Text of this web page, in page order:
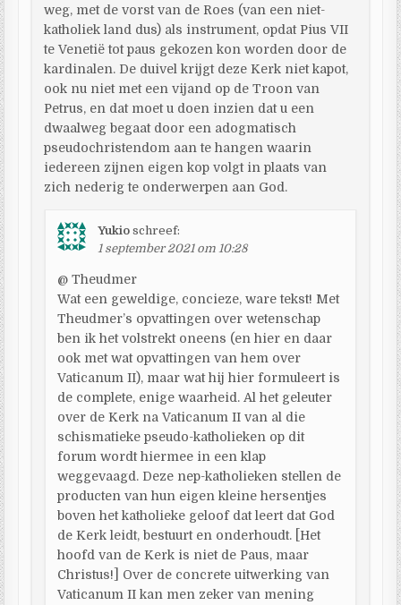
weg, met de vorst van de Roes (van een niet-
katholiek land dus) als instrument, opdat Pius VII
te Venetië tot paus gekozen kon worden door de
kardinalen. De duivel krijgt deze Kerk niet kapot,
ook nu niet met een vijand op de Troon van
Petrus, en dat moet u doen inzien dat u een
dwaalweg begaat door een adogmatisch
pseudochristendom aan te hangen waarin
iedereen zijnen eigen kop volgt in plaats van
zich nederig te onderwerpen aan God.
Yukio schreef:
1 september 2021 om 10:28
@ Theudmer
Wat een geweldige, concieze, ware tekst! Met
Theudmer’s opvattingen over wetenschap
ben ik het volstrekt oneens (en hier en daar
ook met wat opvattingen van hem over
Vaticanum II), maar wat hij hier formuleert is
de complete, enige waarheid. Al het geleuter
over de Kerk na Vaticanum II van al die
schismatieke pseudo-katholieken op dit
forum wordt hiermee in een klap
weggevaagd. Deze nep-katholieken stellen de
producten van hun eigen kleine hersentjes
boven het katholieke geloof dat leert dat God
de Kerk leidt, bestuurt en onderhoudt. [Het
hoofd van de Kerk is niet de Paus, maar
Christus!] Over de concrete uitwerking van
Vaticanum II kan men zeker van mening